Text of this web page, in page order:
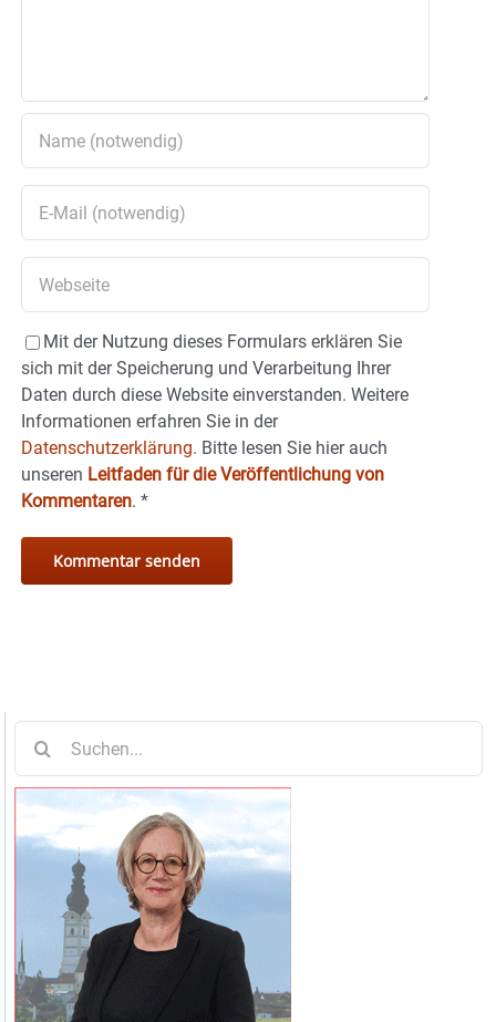
Mit der Nutzung dieses Formulars erklären Sie
sich mit der Speicherung und Verarbeitung Ihrer
Daten durch diese Website einverstanden. Weitere
Informationen erfahren Sie in der
Datenschutzerklärung. Bitte lesen Sie hier auch
unseren Leitfaden für die Veröffentlichung von
Kommentaren. *
nach: